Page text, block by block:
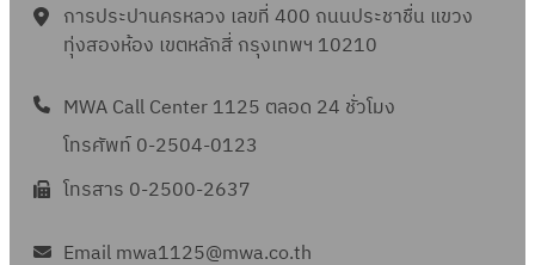
การประปานครหลวง เลขที่ 400 ถนนประชาชื่น แขวง
ทุ่งสองห้อง เขตหลักสี่ กรุงเทพฯ 10210
MWA Call Center 1125 ตลอด 24 ชั่วโมง
โทรศัพท์ 0-2504-0123
โทรสาร 0-2500-2637
Email mwa1125@mwa.co.th